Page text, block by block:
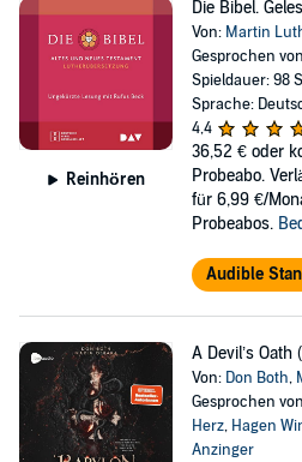
Reinhören
Die Bibel.
Von: Martin
Gesprochen
Spieldauer: 98
Sprache:
4,4
36,52 € oder
Probeabo.
für 6,99 €/
Probeabos.
Audible
A Devil’s
Von: Don Both,
Gesprochen
Herz, Hagen
Anzinger